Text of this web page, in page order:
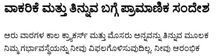
ವಾಕರಿಕೆ ಮತ್ತು ತಿನ್ನುವ ಬಗ್ಗೆ ಪ್ರಾಮಾಣಿಕ ಸಂದೇಶ
ಆರು ವಾರಗಳ ಕಾಲ ಕ್ರ್ಯಾಕರ್ಸ್ ಮತ್ತು ಮೊಸರು ಅನ್ನವನ್ನು ತಿನ್ನುವ ಮೂಲಕ
ನಿಮ್ಮ ಗರ್ಭಾವಸ್ಥೆಯನ್ನು ನೀವು ವಿಫಲಗೊಳಿಸುವುದಿಲ್ಲ. ನೀವು ಆರಂಭಿಕ